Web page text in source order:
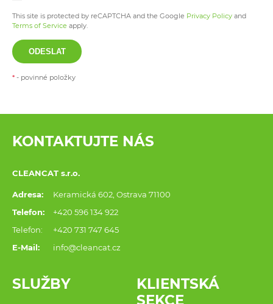
This site is protected by reCAPTCHA and the Google Privacy Policy and
Terms of Service apply.
ODESLAT
* - povinné položky
KONTAKTUJTE NÁS
CLEANCAT s.r.o.
Adresa:
Keramická 602, Ostrava 71100
Telefon:
+420 596 134 922
Telefon:
+420 731 747 645
E-Mail:
info@cleancat.cz
SLUŽBY
KLIENTSKÁ
SEKCE